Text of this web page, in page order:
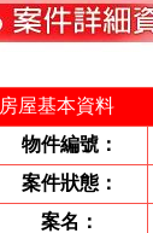
房屋基本資料
物件編號：
案件狀態：
案名：